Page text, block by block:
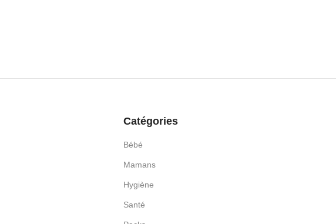
Catégories
Bébé
Mamans
Hygiène
Santé